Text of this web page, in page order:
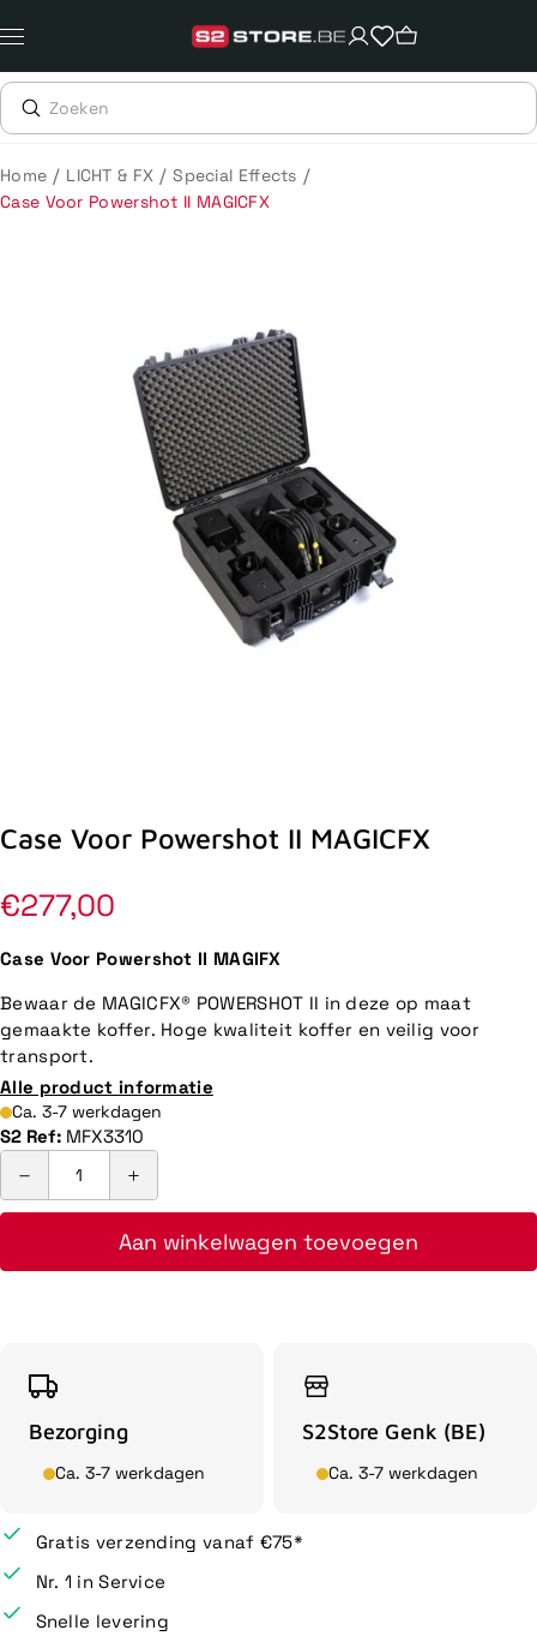
naar
content
Home / LICHT & FX / Special Effects /
Case Voor Powershot II MAGICFX
Case Voor Powershot II MAGICFX
Normale
prijs
€277,00
Case Voor Powershot II MAGIFX
Bewaar de MAGICFX® POWERSHOT II in deze op maat
gemaakte koffer. Hoge kwaliteit koffer en veilig voor
transport.
Alle product informatie
Ca. 3-7 werkdagen
S2 Ref: MFX3310
Aan winkelwagen toevoegen
Bezorging
Ca. 3-7 werkdagen
S2Store Genk (BE)
Ca. 3-7 werkdagen
Gratis verzending vanaf €75*
Nr. 1 in Service
Snelle levering